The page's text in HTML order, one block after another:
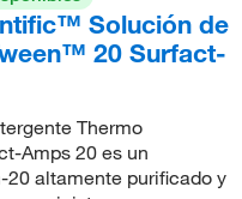
Solución de
20 Surfact-
Thermo
Amps 20 es un
20 altamente purificado y